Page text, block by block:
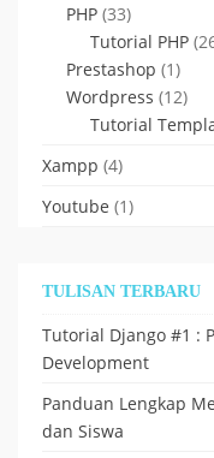
PHP (33)
Tutorial PHP
Prestashop (1)
Wordpress (12)
Tutorial
Xampp (4)
Youtube (1)
TULISAN TERBARU
Tutorial Django #1 :
Development
Panduan Lengkap
dan Siswa